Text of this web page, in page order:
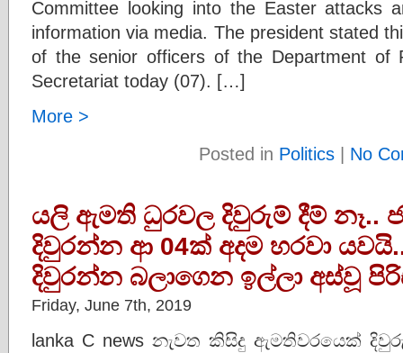
Committee looking into the Easter attacks
information via media. The president stated
of the senior officers of the Department of
Secretariat today (07). […]
More >
Posted in Politics | No
යලි ඇමති ධුරවල දිවුරුම් දීම් නෑ..
දිවුරන්න ආ 04ක් අදම හරවා
දිවුරන්න බලාගෙන ඉල්ලා අස්වූ
Friday, June 7th, 2019
lanka C news නැවත කිසිදු ඇමතිවරයෙක්